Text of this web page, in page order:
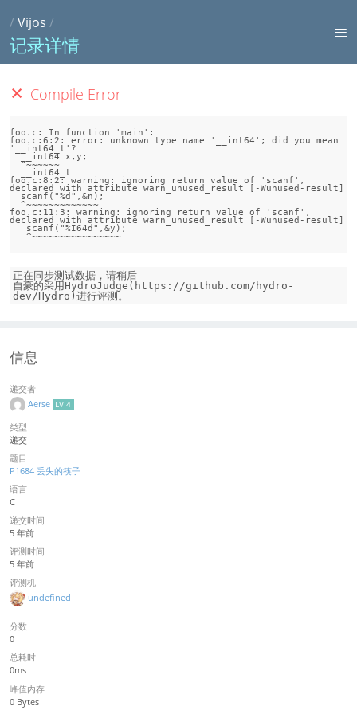
/Vijos /
记录详情
Compile Error
foo.c: In function 'main':
foo.c:6:2: error: unknown type name '__int64'; did you mean
'__int64_t'?
  __int64 x,y;
  ^~~~~~~
foo.c:8:2: warning: ignoring return value of 'scanf',
declared with attribute warn_unused_result [-Wunused-result]
  ^~~~~~~~~~~~~~
foo.c:11:3: warning: ignoring return value of 'scanf',
declared with attribute warn_unused_result [-Wunused-result]
正在同步测试数据，请稍后
自豪的采用HydroJudge(https://github.com/hydro-
dev/Hydro)进行评测。
信息
递交者
Aerse LV 4
类型
递交
题目
P1684 丢失的筷子
语言
C
递交时间
5 年前
评测时间
5 年前
评测机
undefined
分数
0
总耗时
0ms
峰值内存
0 Bytes